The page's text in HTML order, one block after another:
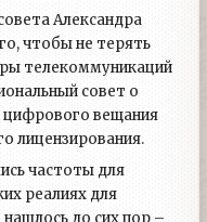
Александра
чтобы не терять
телекоммуникаций
совет о
цифрового вещания
лицензирования.
частоты для
реалиях для
до сих пор –